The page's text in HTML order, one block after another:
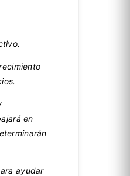
en
ayudar